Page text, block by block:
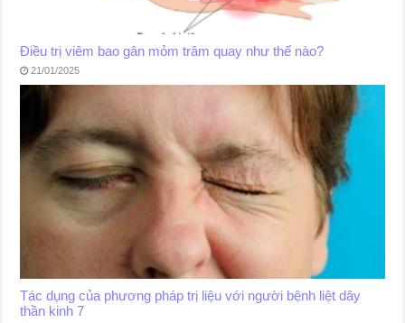
Điều trị viêm bao gân mỏm trâm quay như thế nào?
21/01/2025
Tác dụng của phương pháp trị liệu với người bệnh liệt dây
thần kinh 7